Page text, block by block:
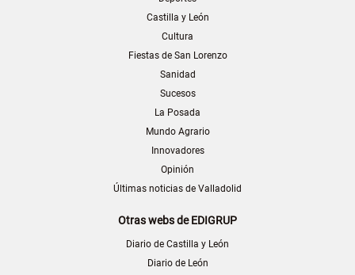
Castilla y León
Cultura
Fiestas de San Lorenzo
Sanidad
Sucesos
La Posada
Mundo Agrario
Innovadores
Opinión
Últimas noticias de Valladolid
Otras webs de EDIGRUP
Diario de Castilla y León
Diario de León